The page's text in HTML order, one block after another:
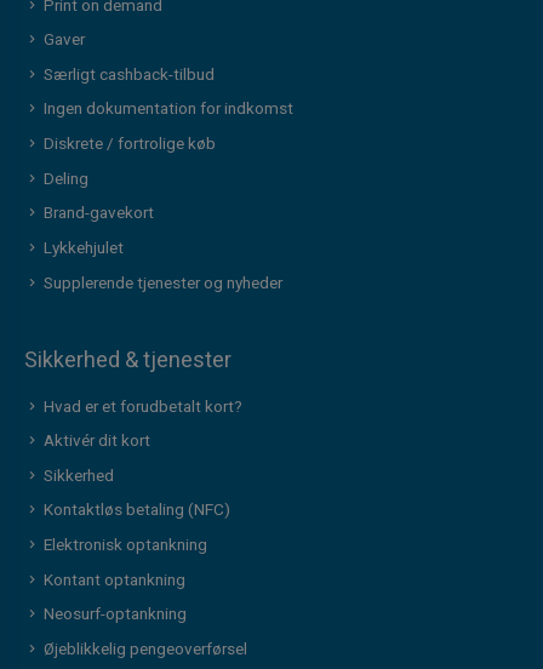
Print on demand
Gaver
Særligt cashback-tilbud
Ingen dokumentation for indkomst
Diskrete / fortrolige køb
Deling
Brand-gavekort
Lykkehjulet
Supplerende tjenester og nyheder
Sikkerhed & tjenester
Hvad er et forudbetalt kort?
Aktivér dit kort
Sikkerhed
Kontaktløs betaling (NFC)
Elektronisk optankning
Kontant optankning
Neosurf-optankning
Øjeblikkelig pengeoverførsel